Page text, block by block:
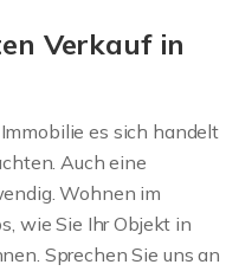
Verkauf in
es sich handelt
Auch eine
Wohnen im
wie Sie Ihr Objekt in
Sprechen Sie uns an